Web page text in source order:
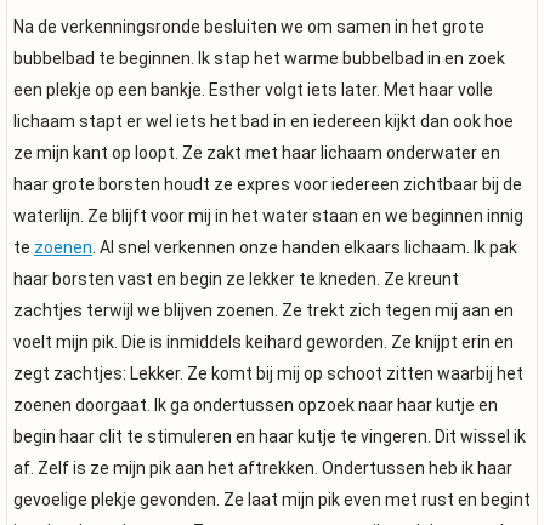
Na de verkenningsronde besluiten we om samen in het grote
bubbelbad te beginnen. Ik stap het warme bubbelbad in en zoek
een plekje op een bankje. Esther volgt iets later. Met haar volle
lichaam stapt er wel iets het bad in en iedereen kijkt dan ook hoe
ze mijn kant op loopt. Ze zakt met haar lichaam onderwater en
haar grote borsten houdt ze expres voor iedereen zichtbaar bij de
waterlijn. Ze blijft voor mij in het water staan en we beginnen innig
te zoenen . Al snel verkennen onze handen elkaars lichaam. Ik pak
haar borsten vast en begin ze lekker te kneden. Ze kreunt
zachtjes terwijl we blijven zoenen. Ze trekt zich tegen mij aan en
voelt mijn pik. Die is inmiddels keihard geworden. Ze knijpt erin en
zegt zachtjes: Lekker. Ze komt bij mij op schoot zitten waarbij het
zoenen doorgaat. Ik ga ondertussen opzoek naar haar kutje en
begin haar clit te stimuleren en haar kutje te vingeren. Dit wissel ik
af. Zelf is ze mijn pik aan het aftrekken. Ondertussen heb ik haar
gevoelige plekje gevonden. Ze laat mijn pik even met rust en begint